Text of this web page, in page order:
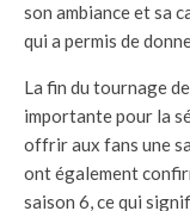
son ambiance et sa
qui a permis de
La fin du tournage
importante pour la
offrir aux fans une
ont également
saison 6, ce qui